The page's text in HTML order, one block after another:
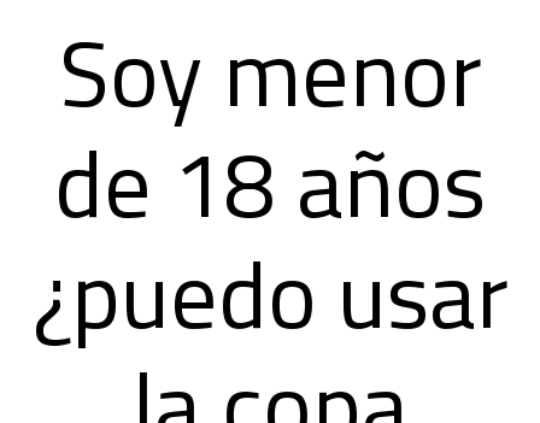
Soy menor
de 18 años
¿puedo usar